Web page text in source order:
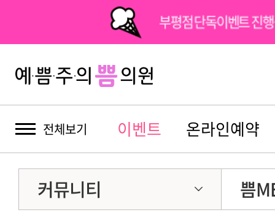
부평점 단독이벤트 진
전체보기 이벤트 온라인예약
커뮤니티 쁨